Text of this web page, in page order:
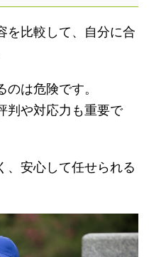
を比較して、自分に合
は危険です。
判や対応力も重要で
、安心して任せられる